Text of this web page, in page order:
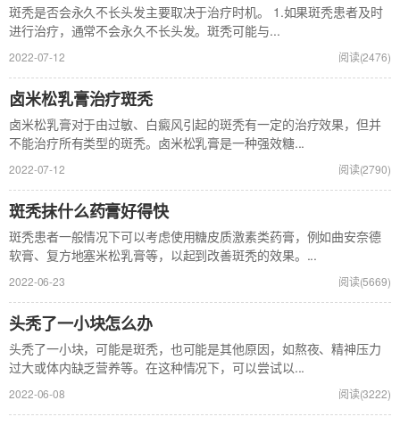
斑秃是否会永久不长头发主要取决于治疗时机。 1.如果斑秃患者及时
进行治疗，通常不会永久不长头发。斑秃可能与...
2022-07-12 阅读(2476)
卤米松乳膏治疗斑秃
卤米松乳膏对于由过敏、白癜风引起的斑秃有一定的治疗效果，但并
不能治疗所有类型的斑秃。卤米松乳膏是一种强效糖...
2022-07-12 阅读(2790)
斑秃抹什么药膏好得快
斑秃患者一般情况下可以考虑使用糖皮质激素类药膏，例如曲安奈德
软膏、复方地塞米松乳膏等，以起到改善斑秃的效果。...
2022-06-23 阅读(5669)
头秃了一小块怎么办
头秃了一小块，可能是斑秃，也可能是其他原因，如熬夜、精神压力
过大或体内缺乏营养等。在这种情况下，可以尝试以...
2022-06-08 阅读(3222)